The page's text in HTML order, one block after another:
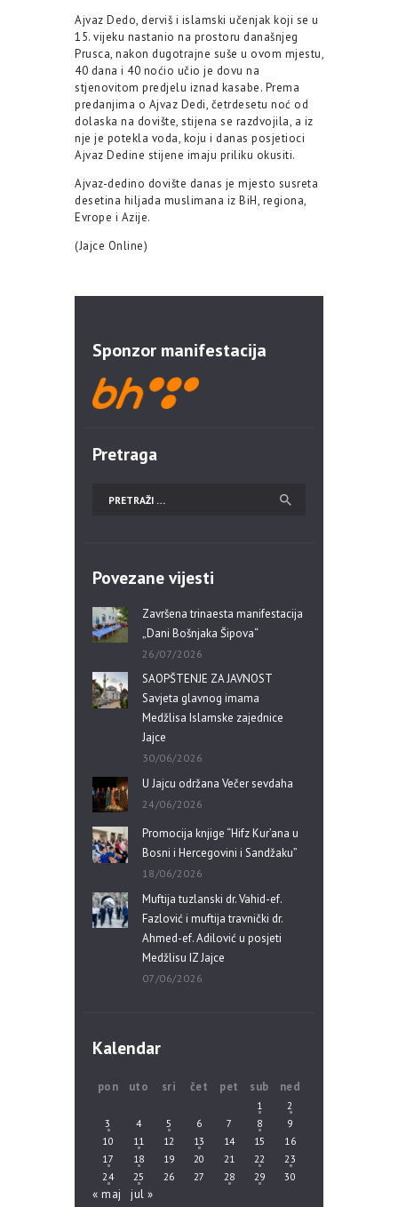
Ajvaz Dedo, derviš i islamski učenjak koji se u
15. vijeku nastanio na prostoru današnjeg
Prusca, nakon dugotrajne suše u ovom mjestu,
40 dana i 40 noćio učio je dovu na
stjenovitom predjelu iznad kasabe. Prema
predanjima o Ajvaz Dedi, četrdesetu noć od
dolaska na dovište, stijena se razdvojila, a iz
nje je potekla voda, koju i danas posjetioci
Ajvaz Dedine stijene imaju priliku okusiti.
Ajvaz-dedino dovište danas je mjesto susreta
desetina hiljada muslimana iz BiH, regiona,
Evrope i Azije.
(Jajce Online)
Sponzor manifestacija
Pretraga
Povezane vijesti
Završena trinaesta manifestacija
„Dani Bošnjaka Šipova“
26/07/2026
SAOPŠTENJE ZA JAVNOST
Savjeta glavnog imama
Medžlisa Islamske zajednice
Jajce
30/06/2026
U Jajcu održana Večer sevdaha
24/06/2026
Promocija knjige “Hifz Kur’ana u
Bosni i Hercegovini i Sandžaku”
18/06/2026
Muftija tuzlanski dr. Vahid-ef.
Fazlović i muftija travnički dr.
Ahmed-ef. Adilović u posjeti
Medžlisu IZ Jajce
07/06/2026
Kalendar
pon uto sri čet pet sub ned
1
2
3
4 5 6 7 8
9
10
11 12 13 14 15
16
17
18 19 20 21 22
23
24
25 26 27 28 29 30
« maj jul »